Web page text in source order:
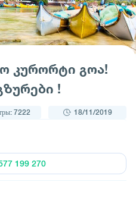
კურორტი გოა!
!
7222 18/11/2019
199 270